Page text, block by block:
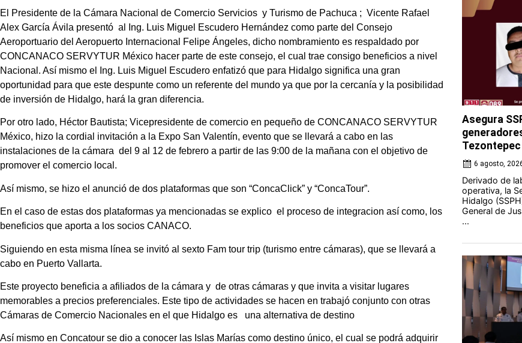
El Presidente de la Cámara Nacional de Comercio Servicios y Turismo de Pachuca ; Vicente Rafael
Alex García Ávila presentó al Ing. Luis Miguel Escudero Hernández como parte del Consejo
Aeroportuario del Aeropuerto Internacional Felipe Ángeles, dicho nombramiento es respaldado por
CONCANACO SERVYTUR México hacer parte de este consejo, el cual trae consigo beneficios a nivel
Nacional. Así mismo el Ing. Luis Miguel Escudero enfatizó que para Hidalgo significa una gran
oportunidad para que este despunte como un referente del mundo ya que por la cercanía y la posibilidad
de inversión de Hidalgo, hará la gran diferencia.
Por otro lado, Héctor Bautista; Vicepresidente de comercio en pequeño de CONCANACO SERVYTUR
México, hizo la cordial invitación a la Expo San Valentín, evento que se llevará a cabo en las
instalaciones de la cámara del 9 al 12 de febrero a partir de las 9:00 de la mañana con el objetivo de
promover el comercio local.
Así mismo, se hizo el anunció de dos plataformas que son “ConcaClick” y “ConcaTour”.
En el caso de estas dos plataformas ya mencionadas se explico el proceso de integracion así como, los
beneficios que aporta a los socios CANACO.
Siguiendo en esta misma línea se invitó al sexto Fam tour trip (turismo entre cámaras), que se llevará a
cabo en Puerto Vallarta.
Este proyecto beneficia a afiliados de la cámara y de otras cámaras y que invita a visitar lugares
memorables a precios preferenciales. Este tipo de actividades se hacen en trabajó conjunto con otras
Cámaras de Comercio Nacionales en el que Hidalgo es una alternativa de destino
Así mismo en Concatour se dio a conocer las Islas Marías como destino único, el cual se podrá adquirir
Asegura
Tezontepec
6 agosto,
Derivado de
operativa, la
Hidalgo
General de
...